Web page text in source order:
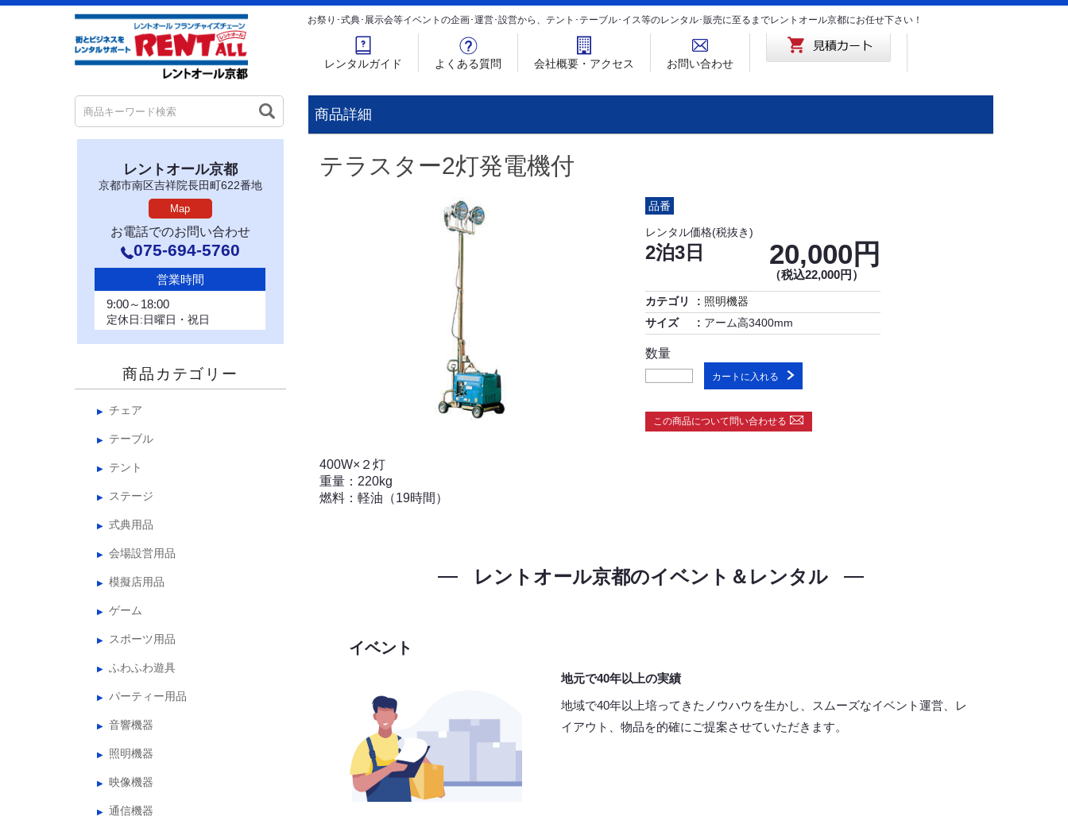
お祭り･式典･展示会等イベントの企画･運営･設営から、テント･テーブル･イス等のレンタル･販売に至るまでレントオール京都にお任せ下さい！
レンタルガイド よくある質問 会社概要・アクセス お問い合わせ
レントオール京都
京都市南区吉祥院長田町622番地
Map
お電話でのお問い合わせ
075-694-5760
営業時間
9:00～18:00
定休日:日曜日・祝日
商品カテゴリー
チェア
テーブル
テント
ステージ
式典用品
会場設営用品
模擬店用品
ゲーム
スポーツ用品
ふわふわ遊具
パーティー用品
音響機器
照明機器
映像機器
通信機器
商品詳細
テラスター2灯発電機付
品番
レンタル価格(税抜き)
2泊3日 20,000円
（税込22,000円）
カテゴリ
照明機器
サイズ
アーム高3400mm
数量
カートに入れる
この商品について問い合わせる
400W×２灯
重量：220kg
燃料：軽油（19時間）
レントオール京都のイベント＆レンタル
イベント
地元で40年以上の実績
地域で40年以上培ってきたノウハウを生かし、スムーズなイベント運営、レ
イアウト、物品を的確にご提案させていただきます。